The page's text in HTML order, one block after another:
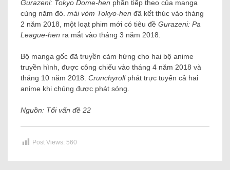
Gurazeni: Tokyo Dome-hen phần tiếp theo của manga
cùng năm đó. mái vòm Tokyo-hen đã kết thúc vào tháng
2 năm 2018, một loạt phim mới có tiêu đề Gurazeni: Pa
League-hen ra mắt vào tháng 3 năm 2018.
Bộ manga gốc đã truyền cảm hứng cho hai bộ anime
truyền hình, được công chiếu vào tháng 4 năm 2018 và
tháng 10 năm 2018. Crunchyrollphát trực tuyến cả hai
anime khi chúng được phát sóng.
Nguồn: Tốivấn đề 22
Post Views: 560